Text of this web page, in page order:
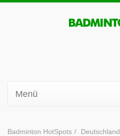
Menü
Badminton HotSpots Deutschland